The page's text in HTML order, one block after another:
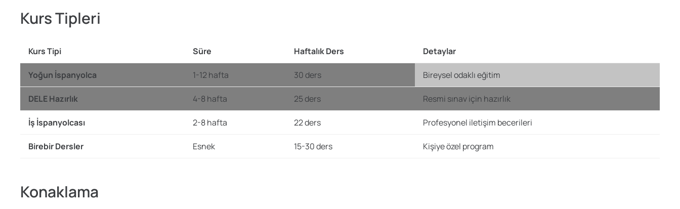
Kurs Tipleri
Kurs Tipi Süre Haftalık Ders Detaylar
Yoğun İspanyolca 1-12 hafta 30 ders Bireysel odaklı eğitim
DELE Hazırlık 4-8 hafta 25 ders Resmi sınav için hazırlık
İş İspanyolcası 2-8 hafta 22 ders Profesyonel iletişim becerileri
Birebir Dersler Esnek 15-30 ders Kişiye özel program
Konaklama